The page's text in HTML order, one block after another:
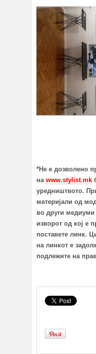
*Не е дозволено
на www.stylist.mk
уредништвото.
материјали од
во други медиуми
изворот од кој е
поставете линк.
на линкот е
подлежите на